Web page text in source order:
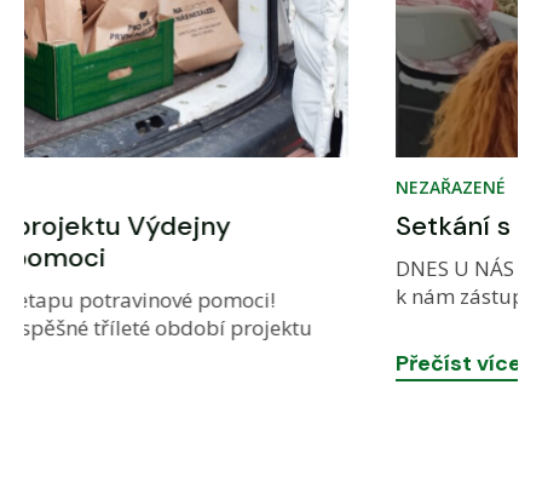
Setkání s partnerskými organizacemi
DNES U NÁS BYLO POŘÁDNĚ RUŠNO… pozvali jsme
k nám zástupce našich partnerských organi